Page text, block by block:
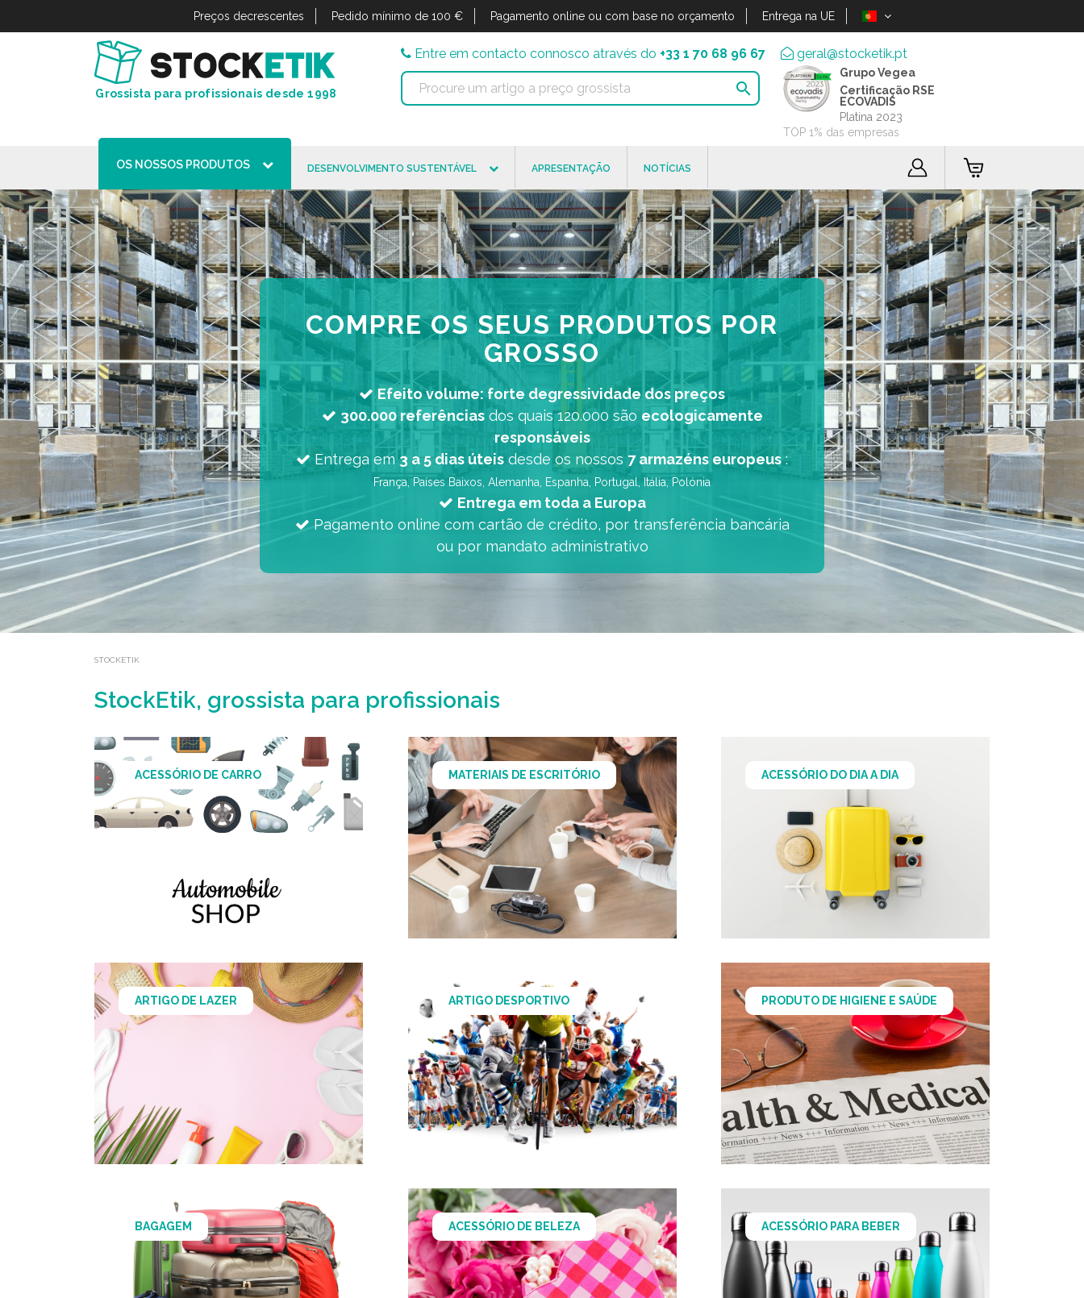
Preços decrescentes Pedido mínimo de 100 € Pagamento online ou com base no orçamento Entrega na UE
Grossista para profissionais desde 1998
Entre em contacto connosco através do +33 1 70 68 96 67 geral@stocketik.pt

Grupo Vegea
Certificação RSE
ECOVADIS
Platina 2023
TOP 1% das empresas
OS NOSSOS PRODUTOS DESENVOLVIMENTO SUSTENTÁVEL APRESENTAÇÃO NOTÍCIAS
COMPRE OS SEUS PRODUTOS POR
GROSSO
Efeito volume: forte degressividade dos preços
300.000 referênciasdos quais 120.000 são ecologicamente
responsáveis
Entrega em3 a 5 dias úteis desde os nossos 7 armazéns europeus:
França, Países Baixos, Alemanha, Espanha, Portugal, Itália, Polónia
Entrega em toda a Europa
Pagamento online com cartão de crédito, por transferência bancária
ou por mandato administrativo
STOCKETIK
StockEtik, grossista para profissionais
ACESSÓRIO DE CARRO MATERIAIS DE ESCRITÓRIO ACESSÓRIO DO DIA A DIA
ARTIGO DE LAZER ARTIGO DESPORTIVO PRODUTO DE HIGIENE E SAÚDE
BAGAGEM ACESSÓRIO DE BELEZA ACESSÓRIO PARA BEBER